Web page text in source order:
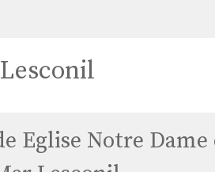
Eglise Notre Dame